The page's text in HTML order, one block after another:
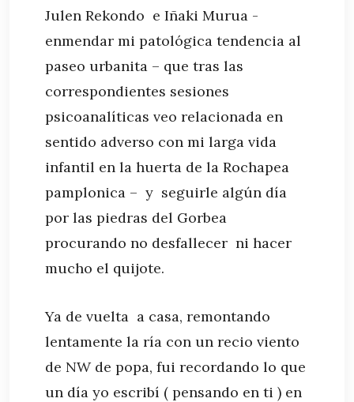
Julen Rekondo e Iñaki Murua -
enmendar mi patológica tendencia al
paseo urbanita – que tras las
correspondientes sesiones
psicoanalíticas veo relacionada en
sentido adverso con mi larga vida
infantil en la huerta de la Rochapea
pamplonica – y seguirle algún día
por las piedras del Gorbea
procurando no desfallecer ni hacer
mucho el quijote.
Ya de vuelta a casa, remontando
lentamente la ría con un recio viento
de NW de popa, fui recordando lo que
un día yo escribí ( pensando en ti ) en